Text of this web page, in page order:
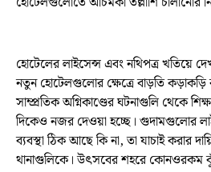
হোটেলের লাইসেন্স এবং নথিপত্র খতিয়ে
নতুন হোটেলগুলোর ক্ষেত্রে বাড়তি কড়াকড়ি
সাম্প্রতিক অগ্নিকাণ্ডের ঘটনাগুলি থেকে
দিকেও নজর দেওয়া হচ্ছে। গুদামগুলোর
ব্যবস্থা ঠিক আছে কি না, তা যাচাই করার
থানাগুলিকে। উৎসবের শহরে কোনওরকম